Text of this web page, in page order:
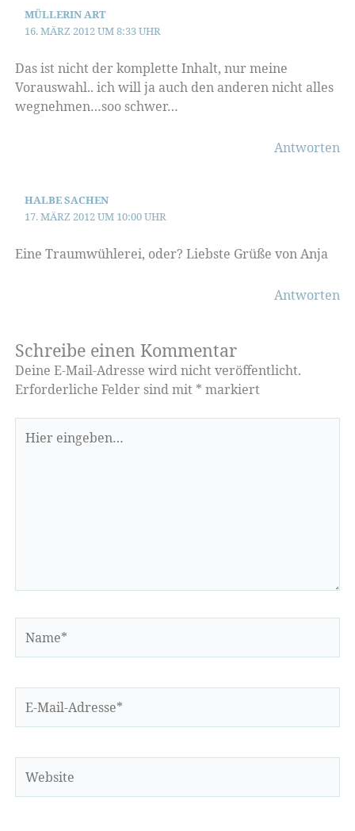
MÜLLERIN ART
16. MÄRZ 2012 UM 8:33 UHR
Das ist nicht der komplette Inhalt, nur meine
Vorauswahl.. ich will ja auch den anderen nicht alles
wegnehmen…soo schwer…
Antworten
HALBE SACHEN
17. MÄRZ 2012 UM 10:00 UHR
Eine Traumwühlerei, oder? Liebste Grüße von Anja
Antworten
Schreibe einen Kommentar
Deine E-Mail-Adresse wird nicht veröffentlicht.
Erforderliche Felder sind mit * markiert
eingeben…
Mail-